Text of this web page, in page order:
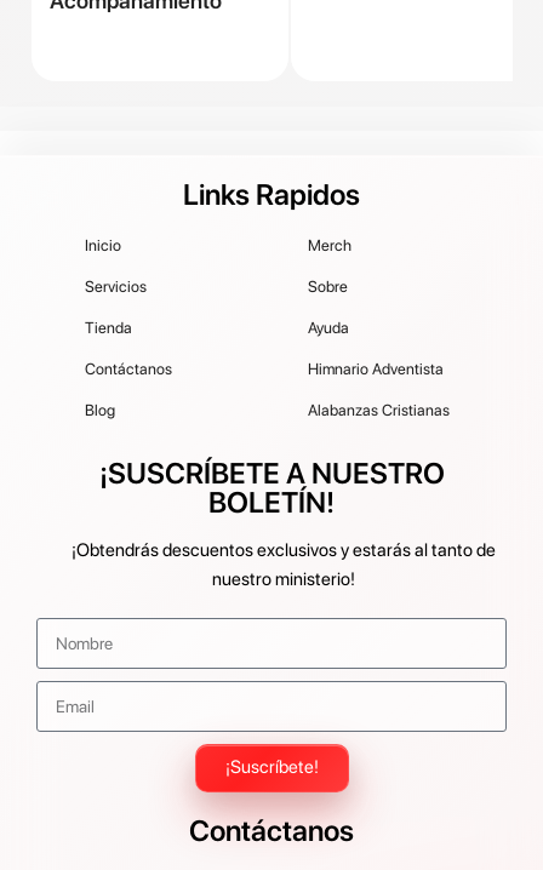
Links Rapidos
Inicio
Servicios
Tienda
Contáctanos
Blog
Merch
Sobre
Ayuda
Himnario Adventista
Alabanzas Cristianas
¡SUSCRÍBETE A NUESTRO
BOLETÍN!
¡Obtendrás descuentos exclusivos y estarás al tanto de
nuestro ministerio!
¡Suscríbete!
Contáctanos